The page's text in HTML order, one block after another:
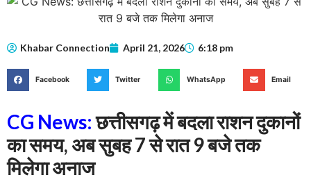
Khabar Connection April 21, 2026 6:18 pm
Facebook Twitter WhatsApp Email
CG News:छत्तीसगढ़ में बदला राशन दुकानों
का समय, अब सुबह 7 से रात 9 बजे तक
मिलेगा अनाज